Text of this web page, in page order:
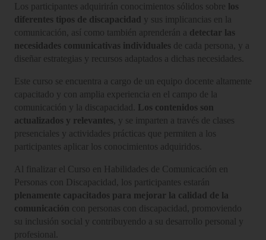
Los participantes adquirirán conocimientos sólidos sobre los
diferentes tipos de discapacidad y sus implicancias en la
comunicación, así como también aprenderán a detectar las
necesidades comunicativas individuales de cada persona, y a
diseñar estrategias y recursos adaptados a dichas necesidades.
Este curso se encuentra a cargo de un equipo docente altamente
capacitado y con amplia experiencia en el campo de la
comunicación y la discapacidad.
Los contenidos son
actualizados y relevantes , y se imparten a través de clases
presenciales y actividades prácticas que permiten a los
participantes aplicar los conocimientos adquiridos.
Al finalizar el Curso en Habilidades de Comunicación en
Personas con Discapacidad, los participantes estarán
plenamente capacitados para mejorar la calidad de la
comunicación con personas con discapacidad, promoviendo
su inclusión social y contribuyendo a su desarrollo personal y
profesional.